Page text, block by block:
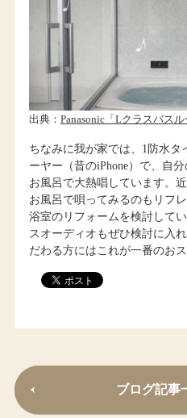
出典： Panasonic「Lクラスバスル
ちなみに我が家では、1防水タ
ーヤー（昔のiPhone）で、自
お風呂で大熱唱しています。
お風呂で唄ってみるのもリフ
浴室のリフォームを検討して
スオーディオもぜひ検討に入
だわる方にはこれが一番のおス
ブログ記事